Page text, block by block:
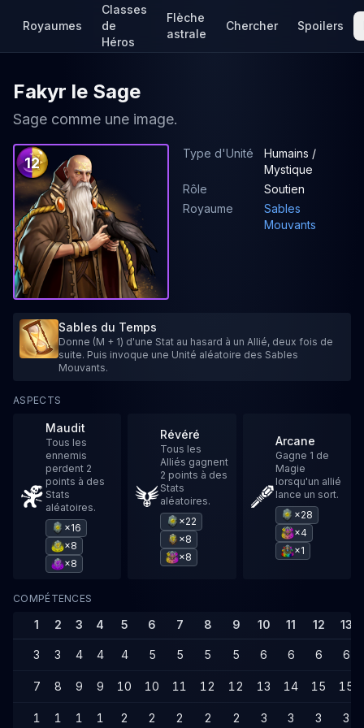
Royaumes
Classes
de
Héros
Flèche
astrale
Chercher Spoilers
Fakyr le Sage
Sage comme une image.
12
Type d'Unité
Humains /
Mystique
Rôle
Soutien
Royaume
Sables
Mouvants
Sables du Temps
Donne (M + 1) d'une Stat au hasard à un Allié, deux fois de
suite. Puis invoque une Unité aléatoire des Sables
Mouvants.
ASPECTS
Maudit
Tous les
ennemis
perdent 2
points à des
Stats
aléatoires.
×16
×8
×8
Révéré
Tous les
Alliés gagnent
2 points à des
Stats
aléatoires.
×22
×8
×8
Arcane
Gagne 1 de
Magie
lorsqu'un allié
lance un sort.
×28
×4
×1
COMPÉTENCES
1 2 3 4 5 6 7 8 9 10 11 12 13
3 3 4 4 4 5 5 5 5 6 6 6 6
7 8 9 9 10 10 11 12 12 13 14 15 15
1 1 1 1 2 2 2 2 2 3 3 3 3